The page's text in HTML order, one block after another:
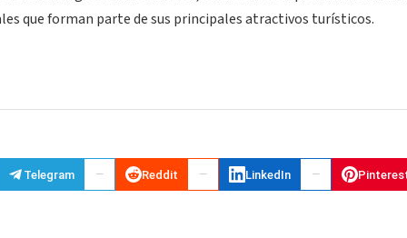
que forman parte de sus principales atractivos turísticos.
Telegram Reddit LinkedIn